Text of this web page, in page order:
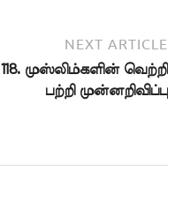
NEXT ARTICLE
118. முஸ்லிம்களின் வெற்றி
பற்றி முன்னறிவிப்பு